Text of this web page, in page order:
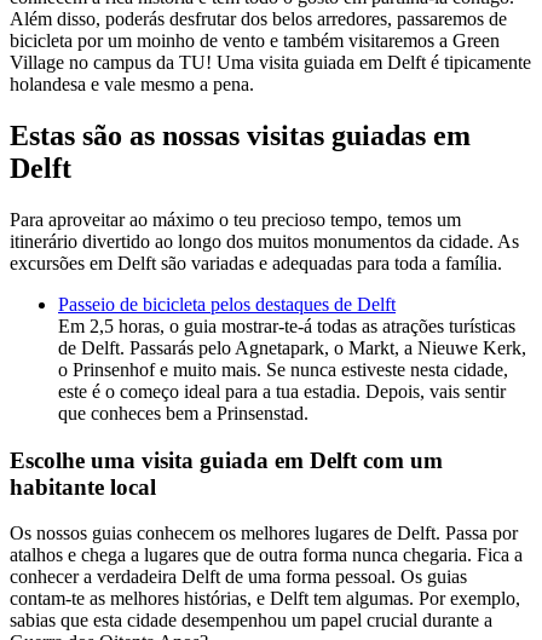
Além disso, poderás desfrutar dos belos arredores, passaremos de
bicicleta por um moinho de vento e também visitaremos a Green
Village no campus da TU! Uma visita guiada em Delft é tipicamente
holandesa e vale mesmo a pena.
Estas são as nossas visitas guiadas em
Delft
Para aproveitar ao máximo o teu precioso tempo, temos um
itinerário divertido ao longo dos muitos monumentos da cidade. As
excursões em Delft são variadas e adequadas para toda a família.
Passeio de bicicleta pelos destaques de Delft
Em 2,5 horas, o guia mostrar-te-á todas as atrações turísticas
de Delft. Passarás pelo Agnetapark, o Markt, a Nieuwe Kerk,
o Prinsenhof e muito mais. Se nunca estiveste nesta cidade,
este é o começo ideal para a tua estadia. Depois, vais sentir
que conheces bem a Prinsenstad.
Escolhe uma visita guiada em Delft com um
habitante local
Os nossos guias conhecem os melhores lugares de Delft. Passa por
atalhos e chega a lugares que de outra forma nunca chegaria. Fica a
conhecer a verdadeira Delft de uma forma pessoal. Os guias
contam-te as melhores histórias, e Delft tem algumas. Por exemplo,
sabias que esta cidade desempenhou um papel crucial durante a